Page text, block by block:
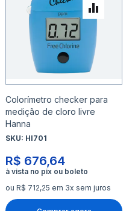
para Comparar
Colorímetro checker para
medição de cloro livre
Hanna
SKU: HI701
R$ 676,64
ou R$ 712,25 em 3x sem juros